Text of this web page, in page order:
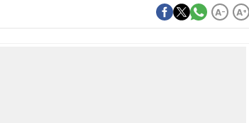
A+
A-